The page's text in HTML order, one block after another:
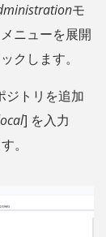
モ
ニューを展開
クします。
ジトリを追加
] を入力
。